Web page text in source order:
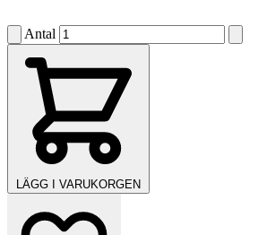
Antal
LÄGG I VARUKORGEN